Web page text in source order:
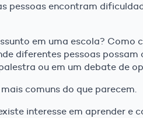
pessoas encontram
em uma escola? Como
diferentes pessoas
ou em um debate de
comuns do que parecem.
interesse em aprender